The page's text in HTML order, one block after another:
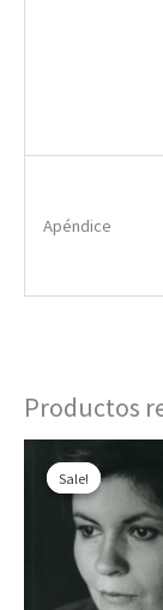
Apéndice
Productos
Sale!
Sale!